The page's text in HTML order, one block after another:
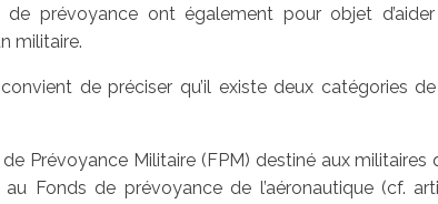
prévoyance ont également pour objet
militaire.
de préciser qu’il existe deux catégories
Prévoyance Militaire (FPM) destiné aux militaires
au Fonds de prévoyance de l’aéronautique (cf.